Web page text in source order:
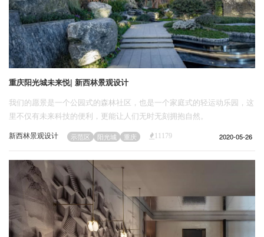
重庆阳光城未来悦| 新西林景观设计
我们的愿景是一个公园式的森林社区，也是一个家庭式的轻运动乐园，这
里不仅有未来科技的便利，更能让人们无时无刻拥抱自然。
新西林景观设计 示范区 阳光城 重庆 11179 2020-05-26